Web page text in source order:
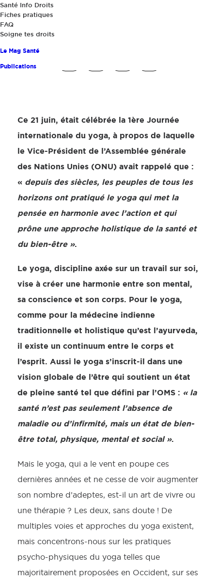
Santé Info Droits
Fiches pratiques
FAQ
Soigne tes droits
Le Mag Santé
Publications
Ce 21 juin, était célébrée la 1ère Journée
internationale du yoga, à propos de laquelle
le Vice-Président de l’Assemblée générale
des Nations Unies (ONU) avait rappelé que :
« depuis des siècles, les peuples de tous les
horizons ont pratiqué le yoga qui met la
pensée en harmonie avec l’action et qui
prône une approche holistique de la santé et
du bien-être ».
Le yoga, discipline axée sur un travail sur soi,
vise à créer une harmonie entre son mental,
sa conscience et son corps. Pour le yoga,
comme pour la médecine indienne
traditionnelle et holistique qu’est l’ayurveda,
il existe un continuum entre le corps et
l’esprit. Aussi le yoga s’inscrit-il dans une
vision globale de l’être qui soutient un état
de pleine santé tel que défini par l’OMS : « la
santé n’est pas seulement l’absence de
maladie ou d’infirmité, mais un état de bien-
être total, physique, mental et social ».
Mais le yoga, qui a le vent en poupe ces
dernières années et ne cesse de voir augmenter
son nombre d’adeptes, est-il un art de vivre ou
une thérapie ? Les deux, sans doute ! De
multiples voies et approches du yoga existent,
mais concentrons-nous sur les pratiques
psycho-physiques du yoga telles que
majoritairement proposées en Occident, sur ses